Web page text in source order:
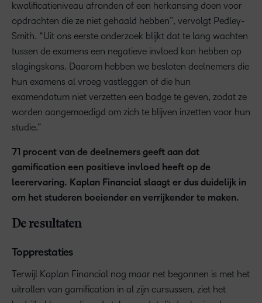
kwalificatieniveau afronden of een herkansing doen voor
opdrachten die ze niet gehaald hebben”, vervolgt Pedley-
Smith. “Uit ons eerste onderzoek blijkt dat te lang wachten
tussen de examens een negatieve invloed kan hebben op
slagingskans. Daarom hebben we besloten deelnemers die
hun examens al vroeg vastleggen of die hun
examendatum niet verzetten een badge te geven, zodat ze
worden aangemoedigd om zich te blijven inzetten voor hun
studie.”
71 procent van de deelnemers geeft aan dat
gamification een positieve invloed heeft op de
leerervaring. Kaplan Financial slaagt er dus duidelijk in
om het studeren boeiender en verrijkender te maken.
De resultaten
Topprestaties
Terwijl Kaplan Financial nog maar net begonnen is met het
uitrollen van gamification in al zijn cursussen, ziet het